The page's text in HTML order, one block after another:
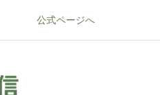
公式ページへ